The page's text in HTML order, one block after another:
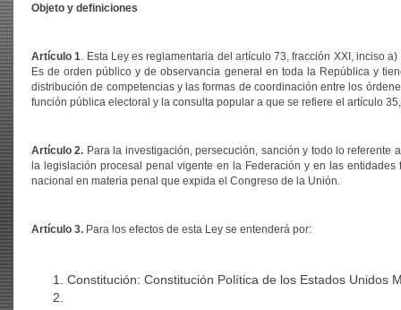
Objeto y definiciones
Artículo 1. Esta Ley es reglamentaria del artículo 73, fracción XXI, inciso
Es de orden público y de observancia general en toda la República y
distribución de competencias y las formas de coordinación entre los
función pública electoral y la consulta popular a que se refiere el artículo
Artículo 2. Para la investigación, persecución, sanción y todo lo
la legislación procesal penal vigente en la Federación y en las
nacional en materia penal que expida el Congreso de la Unión.
Artículo 3. Para los efectos de esta Ley se entenderá por:
Constitución: Constitución Política de los Estados Unidos